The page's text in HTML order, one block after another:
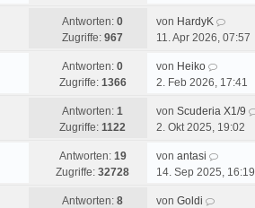
Antworten: 0
Zugriffe: 967
von HardyK
11. Apr 2026, 07:57
Antworten: 0
Zugriffe: 1366
von Heiko
2. Feb 2026, 17:41
Antworten: 1
Zugriffe: 1122
von Scuderia X1/9
2. Okt 2025, 19:02
Antworten: 19
Zugriffe: 32728
von antasi
14. Sep 2025, 16:19
Antworten: 8
von Goldi